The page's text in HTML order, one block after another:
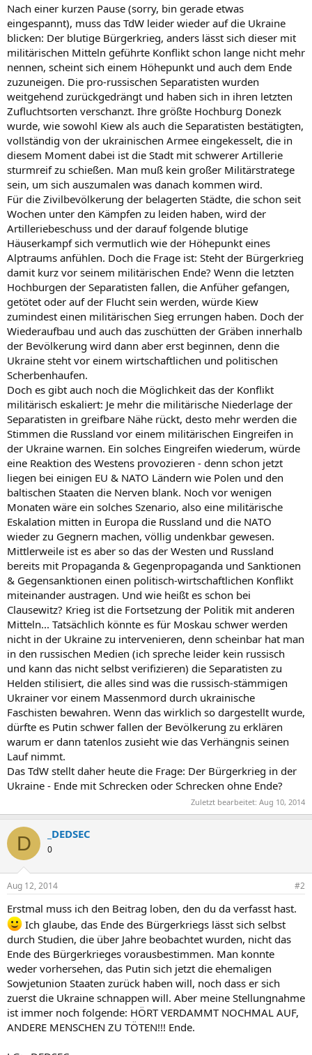
Nach einer kurzen Pause (sorry, bin gerade etwas
eingespannt), muss das TdW leider wieder auf die Ukraine
blicken: Der blutige Bürgerkrieg, anders lässt sich dieser mit
militärischen Mitteln geführte Konflikt schon lange nicht mehr
nennen, scheint sich einem Höhepunkt und auch dem Ende
zuzuneigen. Die pro-russischen Separatisten wurden
weitgehend zurückgedrängt und haben sich in ihren letzten
Zufluchtsorten verschanzt. Ihre größte Hochburg Donezk
wurde, wie sowohl Kiew als auch die Separatisten bestätigten,
vollständig von der ukrainischen Armee eingekesselt, die in
diesem Moment dabei ist die Stadt mit schwerer Artillerie
sturmreif zu schießen. Man muß kein großer Militärstratege
sein, um sich auszumalen was danach kommen wird.
Für die Zivilbevölkerung der belagerten Städte, die schon seit
Wochen unter den Kämpfen zu leiden haben, wird der
Artilleriebeschuss und der darauf folgende blutige
Häuserkampf sich vermutlich wie der Höhepunkt eines
Alptraums anfühlen. Doch die Frage ist: Steht der Bürgerkrieg
damit kurz vor seinem militärischen Ende? Wenn die letzten
Hochburgen der Separatisten fallen, die Anfüher gefangen,
getötet oder auf der Flucht sein werden, würde Kiew
zumindest einen militärischen Sieg errungen haben. Doch der
Wiederaufbau und auch das zuschütten der Gräben innerhalb
der Bevölkerung wird dann aber erst beginnen, denn die
Ukraine steht vor einem wirtschaftlichen und politischen
Scherbenhaufen.
Doch es gibt auch noch die Möglichkeit das der Konflikt
militärisch eskaliert: Je mehr die militärische Niederlage der
Separatisten in greifbare Nähe rückt, desto mehr werden die
Stimmen die Russland vor einem militärischen Eingreifen in
der Ukraine warnen. Ein solches Eingreifen wiederum, würde
eine Reaktion des Westens provozieren - denn schon jetzt
liegen bei einigen EU & NATO Ländern wie Polen und den
baltischen Staaten die Nerven blank. Noch vor wenigen
Monaten wäre ein solches Szenario, also eine militärische
Eskalation mitten in Europa die Russland und die NATO
wieder zu Gegnern machen, völlig undenkbar gewesen.
Mittlerweile ist es aber so das der Westen und Russland
bereits mit Propaganda & Gegenpropaganda und Sanktionen
& Gegensanktionen einen politisch-wirtschaftlichen Konflikt
miteinander austragen. Und wie heißt es schon bei
Clausewitz? Krieg ist die Fortsetzung der Politik mit anderen
Mitteln... Tatsächlich könnte es für Moskau schwer werden
nicht in der Ukraine zu intervenieren, denn scheinbar hat man
in den russischen Medien (ich spreche leider kein russisch
und kann das nicht selbst verifizieren) die Separatisten zu
Helden stilisiert, die alles sind was die russisch-stämmigen
Ukrainer vor einem Massenmord durch ukrainische
Faschisten bewahren. Wenn das wirklich so dargestellt wurde,
dürfte es Putin schwer fallen der Bevölkerung zu erklären
warum er dann tatenlos zusieht wie das Verhängnis seinen
Lauf nimmt.
Das TdW stellt daher heute die Frage: Der Bürgerkrieg in der
Ukraine - Ende mit Schrecken oder Schrecken ohne Ende?
Zuletzt bearbeitet: Aug 10, 2014
D _DEDSEC
0
Aug 12, 2014 #2
Erstmal muss ich den Beitrag loben, den du da verfasst hast.
Ich glaube, das Ende des Bürgerkriegs lässt sich selbst
durch Studien, die über Jahre beobachtet wurden, nicht das
Ende des Bürgerkrieges vorausbestimmen. Man konnte
weder vorhersehen, das Putin sich jetzt die ehemaligen
Sowjetunion Staaten zurück haben will, noch dass er sich
zuerst die Ukraine schnappen will. Aber meine Stellungnahme
ist immer noch folgende: HÖRT VERDAMMT NOCHMAL AUF,
ANDERE MENSCHEN ZU TÖTEN!!! Ende.